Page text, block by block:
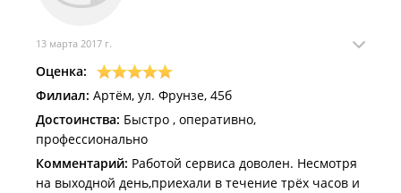
13 марта 2017 г.
Оценка:
Филиал: Артём, ул. Фрунзе, 45б
Достоинства: Быстро , оперативно,
профессионально
Комментарий: Работой сервиса доволен. Несмотря
на выходной день,приехали в течение трёх часов и